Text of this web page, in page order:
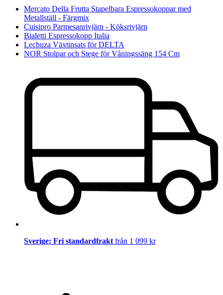
Mercato Della Frutta Stapelbara Espressokoppar med
Metallställ - Färgmix
Cuisipro Parmesanrivjärn - Köksrivjärn
Bialetti Espressokopp Italia
Lechuza Växtinsats för DELTA
NOR Stolpar och Stege för Våningssäng 154 Cm
Sverige: Fri standardfrakt från 1 099 kr